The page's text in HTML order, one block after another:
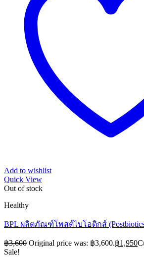
Add to wishlist
Quick View
Out of stock
Healthy
BPL ผลิตภัณฑ์โพสต์ไบโอติกส์
฿3,600 Original price was: ฿3,600.฿1,950
Sale!